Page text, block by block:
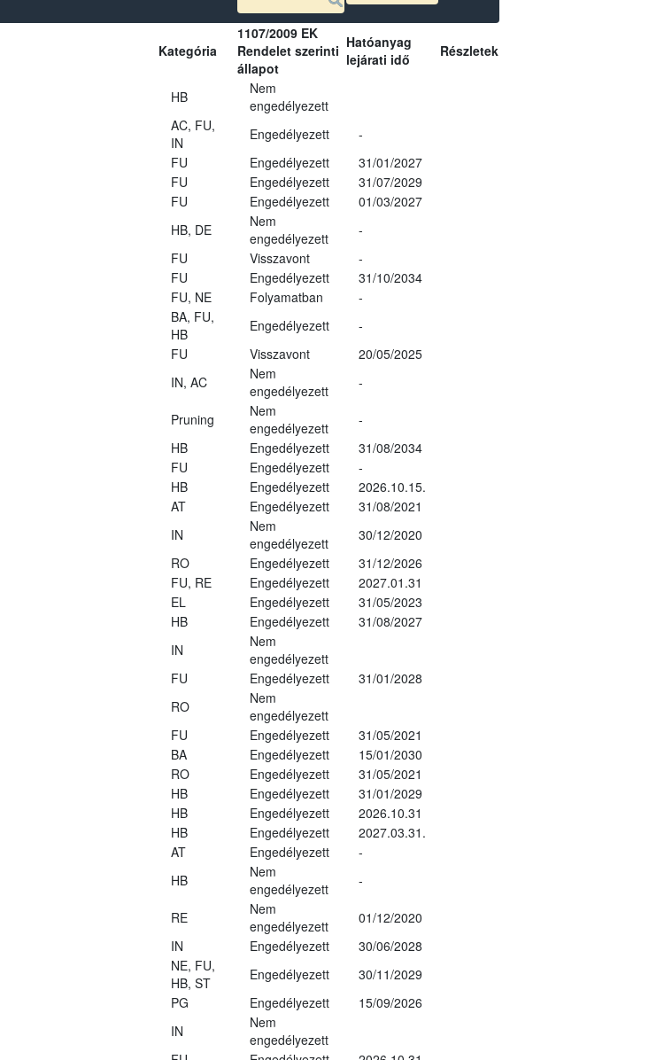
Kategória
1107/2009 EK
Rendelet szerinti
állapot
Hatóanyag
lejárati idő
Részletek
HB
Nem
engedélyezett
AC, FU,
IN
Engedélyezett
-
FU Engedélyezett
31/01/2027
FU Engedélyezett
31/07/2029
FU Engedélyezett
01/03/2027
HB, DE
Nem
engedélyezett
-
FU Visszavont
-
FU Engedélyezett
31/10/2034
FU, NE Folyamatban
-
BA, FU,
HB
Engedélyezett
-
FU Visszavont
20/05/2025
IN, AC
Nem
engedélyezett
-
Pruning
Nem
engedélyezett
-
HB Engedélyezett
31/08/2034
FU Engedélyezett
-
HB Engedélyezett
2026.10.15.
AT Engedélyezett
31/08/2021
IN
Nem
engedélyezett
30/12/2020
RO Engedélyezett
31/12/2026
FU, RE Engedélyezett
2027.01.31
EL Engedélyezett
31/05/2023
HB Engedélyezett
31/08/2027
IN
Nem
engedélyezett
FU Engedélyezett
31/01/2028
RO
Nem
engedélyezett
FU Engedélyezett
31/05/2021
BA Engedélyezett
15/01/2030
RO Engedélyezett
31/05/2021
HB Engedélyezett
31/01/2029
HB Engedélyezett
2026.10.31
HB Engedélyezett
2027.03.31.
AT Engedélyezett
-
HB
Nem
engedélyezett
-
RE
Nem
engedélyezett
01/12/2020
IN Engedélyezett
30/06/2028
NE, FU,
HB, ST
Engedélyezett
30/11/2029
PG Engedélyezett
15/09/2026
IN
Nem
engedélyezett